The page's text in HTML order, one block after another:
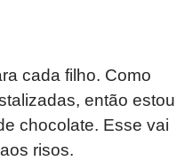
cada filho. Como
então estou
chocolate. Esse vai
risos.